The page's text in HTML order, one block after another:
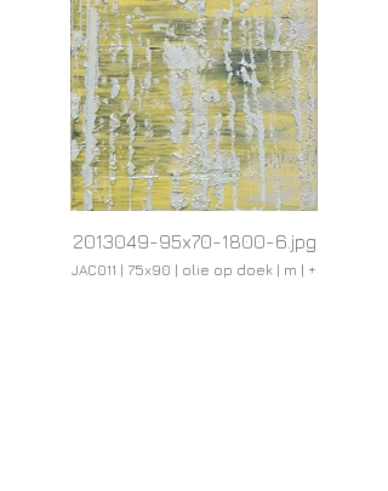
2013049-95x70-1800-6.jpg
JAC011 | 75x90 | olie op doek | m | +